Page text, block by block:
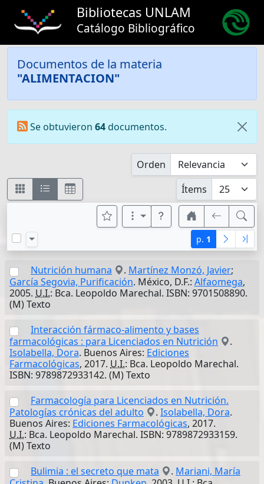
Bibliotecas UNLAM
Catálogo Bibliográfico
Documentos de la materia
"ALIMENTACION"
Se obtuvieron 64documentos.
Orden
Ítems
p. 1
Nutrición humana . Martínez Monzó, Javier;
García Segovia, Purificación. México, D.F.: Alfaomega,
2005. U.I.: Bca. Leopoldo Marechal. ISBN: 9701508890.
(M) Texto
Interacción fármaco-alimento y bases
farmacológicas : para Licenciados en Nutrición
.
Isolabella, Dora. Buenos Aires: Ediciones
Farmacológicas, 2017. U.I.: Bca. Leopoldo Marechal.
ISBN: 9789872933142. (M) Texto
Farmacología para Licenciados en Nutrición.
Patologías crónicas del adulto
. Isolabella, Dora.
Buenos Aires: Ediciones Farmacológicas, 2017.
U.I.: Bca. Leopoldo Marechal. ISBN: 9789872933159.
(M) Texto
Bulimia : el secreto que mata
. Mariani, María